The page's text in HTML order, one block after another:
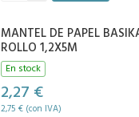
MANTEL DE PAPEL
ROLLO 1,2X5M
En stock
2,27 €
2,75 € (con IVA)